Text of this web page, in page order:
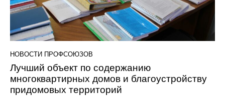
НОВОСТИ ПРОФСОЮЗОВ
Лучший объект по содержанию
многоквартирных домов и благоустройству
придомовых территорий